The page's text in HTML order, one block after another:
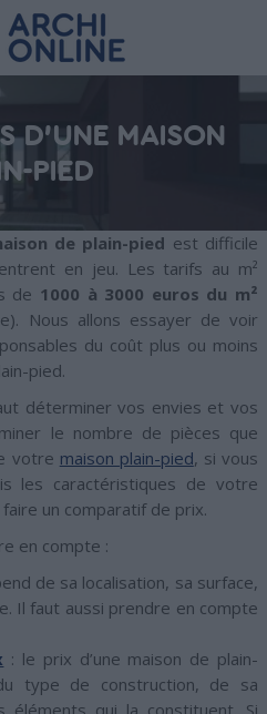
D’UNE MAISON
PIED
de plain-pied est difficile
en jeu. Les tarifs au m²
de 1000 à 3000 euros du m²
Nous allons essayer de voir
du coût plus ou moins
pied.
déterminer vos envies et vos
le nombre de pièces que
votre maison plain-pied, si vous
les caractéristiques de votre
un comparatif de prix.
en compte :
de sa localisation, sa surface,
Il faut aussi prendre en compte
: le prix d’une maison de plain-
type de construction, de sa
qui la constituent. Si